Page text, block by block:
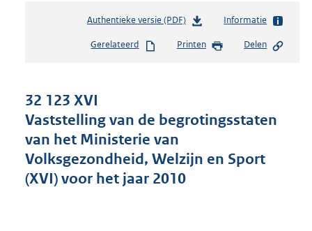
Authentieke versie (PDF)b
s
s
r
o
o
Informatie
Gerelateerd Printen Delen
32 123 XVI
Vaststelling van de begrotingsstaten
van het Ministerie van
Volksgezondheid, Welzijn en Sport
(XVI) voor het jaar 2010